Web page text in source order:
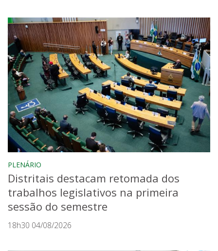
PLENÁRIO
Distritais destacam retomada dos
trabalhos legislativos na primeira
sessão do semestre
18h30 04/08/2026